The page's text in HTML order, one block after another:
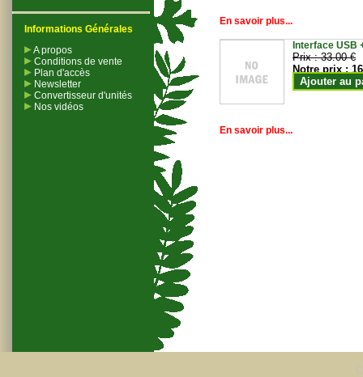
Informations Générales
A propos
Conditions de vente
Plan d'accès
Newsletter
Convertisseur d'unités
Nos vidéos
En savoir plus...
Interface USB
Prix :33.00 €
Notre prix :
Ajouter au
En savoir plus...